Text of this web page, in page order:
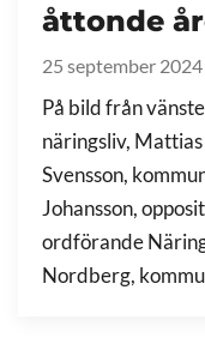
åttonde
25 september 2024
På bild från
näringsliv,
Svensson,
Johansson,
ordförande
Nordberg,